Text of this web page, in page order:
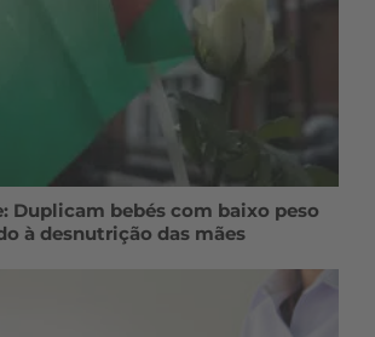
Duplicam bebés com baixo peso
à desnutrição das mães